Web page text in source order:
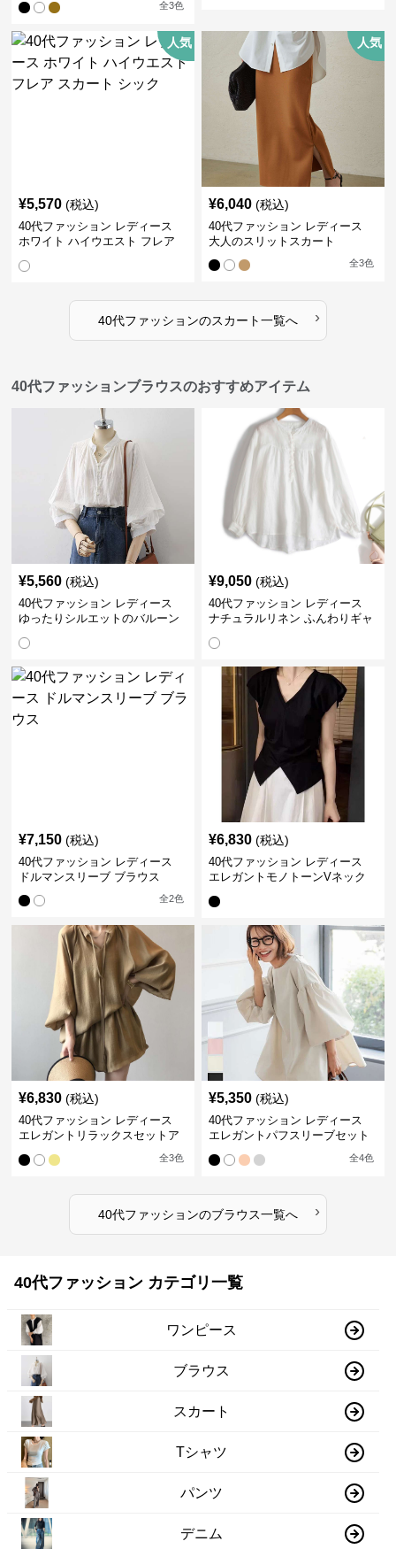
全3色
人気
¥5,570 (税込)
40代ファッション レディース
ホワイト ハイウエスト フレア
人気
¥6,040 (税込)
40代ファッション レディース
大人のスリットスカート
全3色
40代ファッションのスカート一覧へ ›
40代ファッションブラウスのおすすめアイテム
¥5,560 (税込)
40代ファッション レディース
ゆったりシルエットのバルーン
¥9,050 (税込)
40代ファッション レディース
ナチュラルリネン ふんわりギャ
¥7,150 (税込)
40代ファッション レディース
ドルマンスリーブ ブラウス
全2色
¥6,830 (税込)
40代ファッション レディース
エレガントモノトーンVネック
¥6,830 (税込)
40代ファッション レディース
エレガントリラックスセットア
全3色
¥5,350 (税込)
40代ファッション レディース
エレガントパフスリーブセット
全4色
40代ファッションのブラウス一覧へ ›
40代ファッション カテゴリ一覧
ワンピース
ブラウス
スカート
Tシャツ
パンツ
デニム